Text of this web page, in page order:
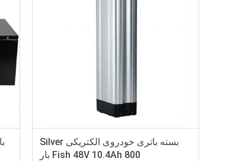
بسته باتری خودروی الکتریکی Silver
Fish 48V 10.4Ah 800 بار